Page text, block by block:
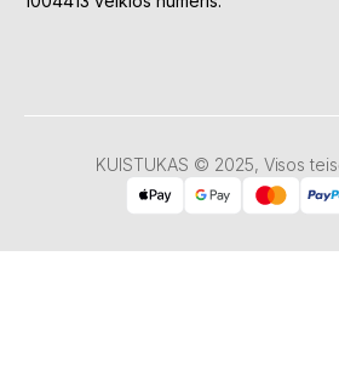
KUISTUKAS © 2025, Visos